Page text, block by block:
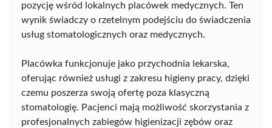
pozycję wśród lokalnych placówek medycznych. Ten
wynik świadczy o rzetelnym podejściu do świadczenia
usług stomatologicznych oraz medycznych.
Placówka funkcjonuje jako przychodnia lekarska,
oferując również usługi z zakresu higieny pracy, dzięki
czemu poszerza swoją ofertę poza klasyczną
stomatologię. Pacjenci mają możliwość skorzystania z
profesjonalnych zabiegów higienizacji zębów oraz